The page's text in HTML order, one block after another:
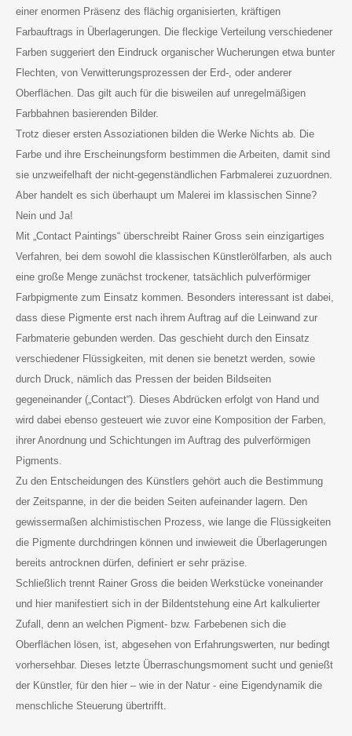
einer enormen Präsenz des flächig organisierten, kräftigen
Farbauftrags in Überlagerungen. Die fleckige Verteilung verschiedener
Farben suggeriert den Eindruck organischer Wucherungen etwa bunter
Flechten, von Verwitterungsprozessen der Erd-, oder anderer
Oberflächen. Das gilt auch für die bisweilen auf unregelmäßigen
Farbbahnen basierenden Bilder.
Trotz dieser ersten Assoziationen bilden die Werke Nichts ab. Die
Farbe und ihre Erscheinungsform bestimmen die Arbeiten, damit sind
sie unzweifelhaft der nicht-gegenständlichen Farbmalerei zuzuordnen.
Aber handelt es sich überhaupt um Malerei im klassischen Sinne?
Nein und Ja!
Mit „Contact Paintings“ überschreibt Rainer Gross sein einzigartiges
Verfahren, bei dem sowohl die klassischen Künstlerölfarben, als auch
eine große Menge zunächst trockener, tatsächlich pulverförmiger
Farbpigmente zum Einsatz kommen. Besonders interessant ist dabei,
dass diese Pigmente erst nach ihrem Auftrag auf die Leinwand zur
Farbmaterie gebunden werden. Das geschieht durch den Einsatz
verschiedener Flüssigkeiten, mit denen sie benetzt werden, sowie
durch Druck, nämlich das Pressen der beiden Bildseiten
gegeneinander („Contact“). Dieses Abdrücken erfolgt von Hand und
wird dabei ebenso gesteuert wie zuvor eine Komposition der Farben,
ihrer Anordnung und Schichtungen im Auftrag des pulverförmigen
Pigments.
Zu den Entscheidungen des Künstlers gehört auch die Bestimmung
der Zeitspanne, in der die beiden Seiten aufeinander lagern. Den
gewissermaßen alchimistischen Prozess, wie lange die Flüssigkeiten
die Pigmente durchdringen können und inwieweit die Überlagerungen
bereits antrocknen dürfen, definiert er sehr präzise.
Schließlich trennt Rainer Gross die beiden Werkstücke voneinander
und hier manifestiert sich in der Bildentstehung eine Art kalkulierter
Zufall, denn an welchen Pigment- bzw. Farbebenen sich die
Oberflächen lösen, ist, abgesehen von Erfahrungswerten, nur bedingt
vorhersehbar. Dieses letzte Überraschungsmoment sucht und genießt
der Künstler, für den hier – wie in der Natur - eine Eigendynamik die
menschliche Steuerung übertrifft.